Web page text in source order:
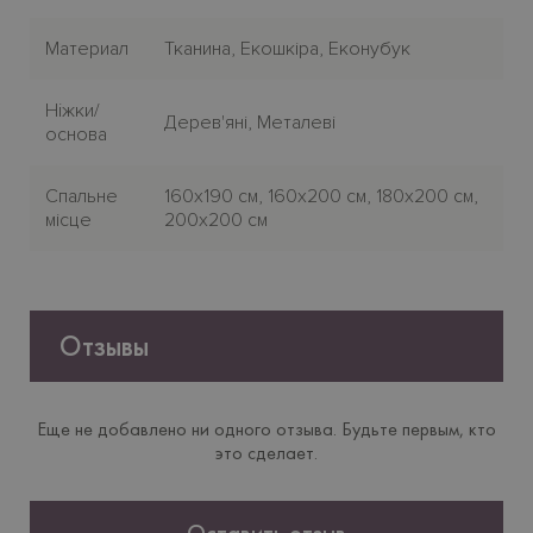
Материал Тканина, Екошкіра, Еконубук
Нiжки/
основа
Дерев'яні, Металеві
Спальне
місце
160x190 см, 160x200 см, 180x200 см,
200x200 см
Отзывы
Еще не добавлено ни одного отзыва. Будьте первым, кто
это сделает.